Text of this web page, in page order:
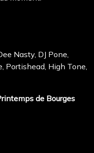
Nasty, DJ Pone,
Portishead, High Tone,
de Bourges